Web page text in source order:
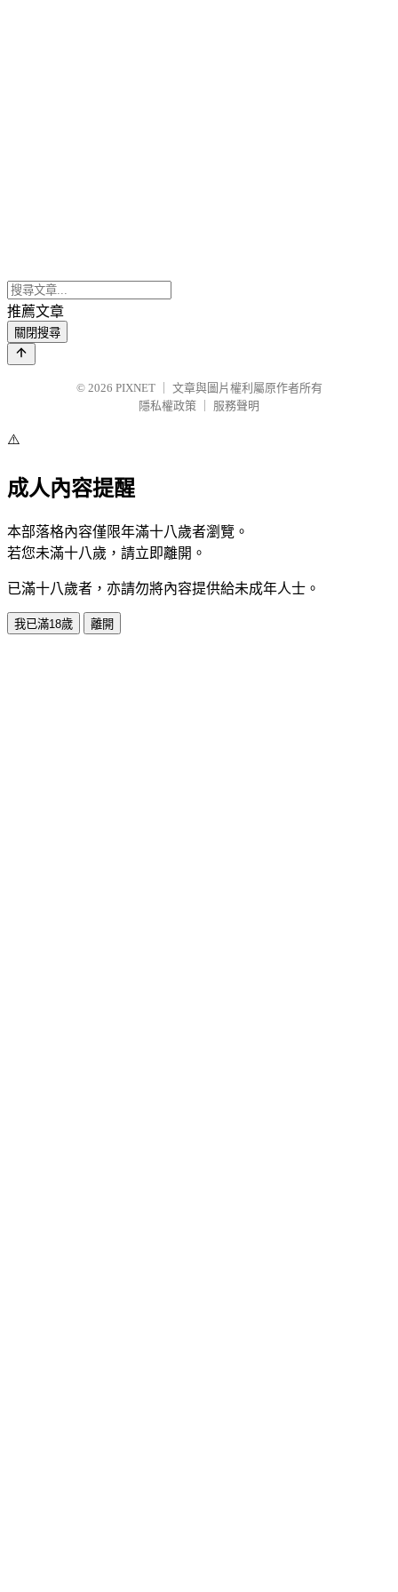
推薦文章
關閉搜尋
© 2026 PIXNET
文章與圖片權利屬原作者所有
隱私權政策
服務聲明
⚠️
成人內容提醒
本部落格內容僅限年滿十八歲者瀏覽。
若您未滿十八歲，請立即離開。
已滿十八歲者，亦請勿將內容提供給未成年人士。
我已滿18歲 離開